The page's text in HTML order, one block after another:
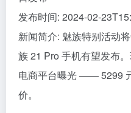
发布时间: 2024-02-
新闻简介: 魅族特别活动
族 21 Pro 手机有望发布
电商平台曝光 —— 5299
价。